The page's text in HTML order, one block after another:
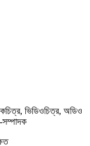
ভিডিওচিত্র, অডিও
সম্পাদক